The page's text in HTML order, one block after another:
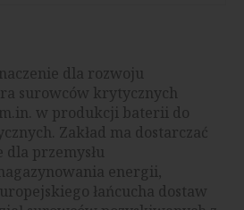
dla rozwoju
surowców krytycznych
w produkcji baterii do
Zakład ma dostarczać
dla przemysłu
energii,
łańcucha dostaw